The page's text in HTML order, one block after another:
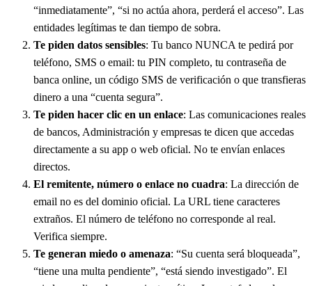
“inmediatamente”, “si no actúa ahora, perderá el acceso”. Las
entidades legítimas te dan tiempo de sobra.
Te piden datos sensibles: Tu banco NUNCA te pedirá por
teléfono, SMS o email: tu PIN completo, tu contraseña de
banca online, un código SMS de verificación o que transfieras
dinero a una “cuenta segura”.
Te piden hacer clic en un enlace: Las comunicaciones reales
de bancos, Administración y empresas te dicen que accedas
directamente a su app o web oficial. No te envían enlaces
directos.
El remitente, número o enlace no cuadra: La dirección de
email no es del dominio oficial. La URL tiene caracteres
extraños. El número de teléfono no corresponde al real.
Verifica siempre.
Te generan miedo o amenaza: “Su cuenta será bloqueada”,
“tiene una multa pendiente”, “está siendo investigado”. El